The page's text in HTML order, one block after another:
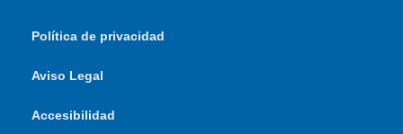
Política de privacidad
Aviso Legal
Accesibilidad